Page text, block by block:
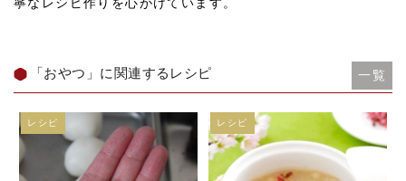
寧なレシピ作りを心がけています。
「おやつ」に関連するレシピ 一覧
レシピ レシピ